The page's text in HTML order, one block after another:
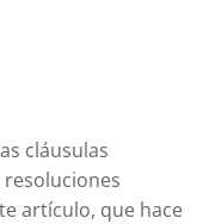
cláusulas
artículo, que hace